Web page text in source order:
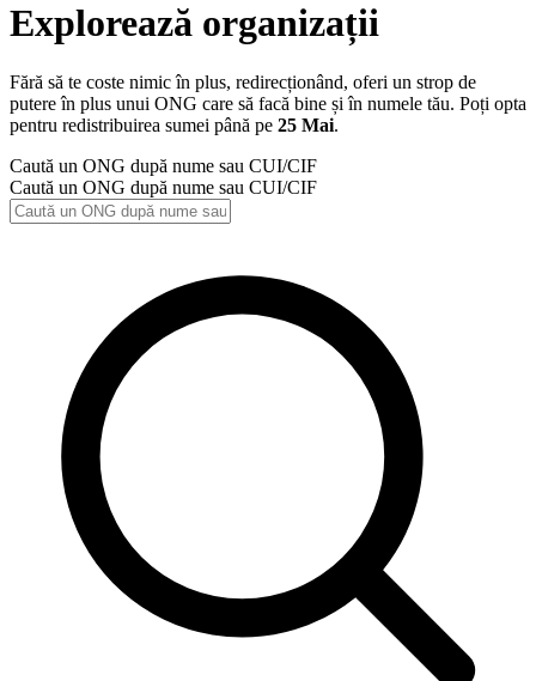
Explorează organizații
Fără să te coste nimic în plus, redirecționând, oferi un strop de
putere în plus unui ONG care să facă bine și în numele tău. Poți opta
pentru redistribuirea sumei până pe 25 Mai.
Caută un ONG după nume sau CUI/CIF
Caută un ONG după nume sau CUI/CIF